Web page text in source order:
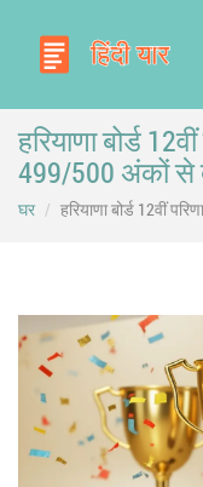
हरियाणा बोर्ड
499/500 अंकों से
घर हरियाणा बोर्ड 12वीं